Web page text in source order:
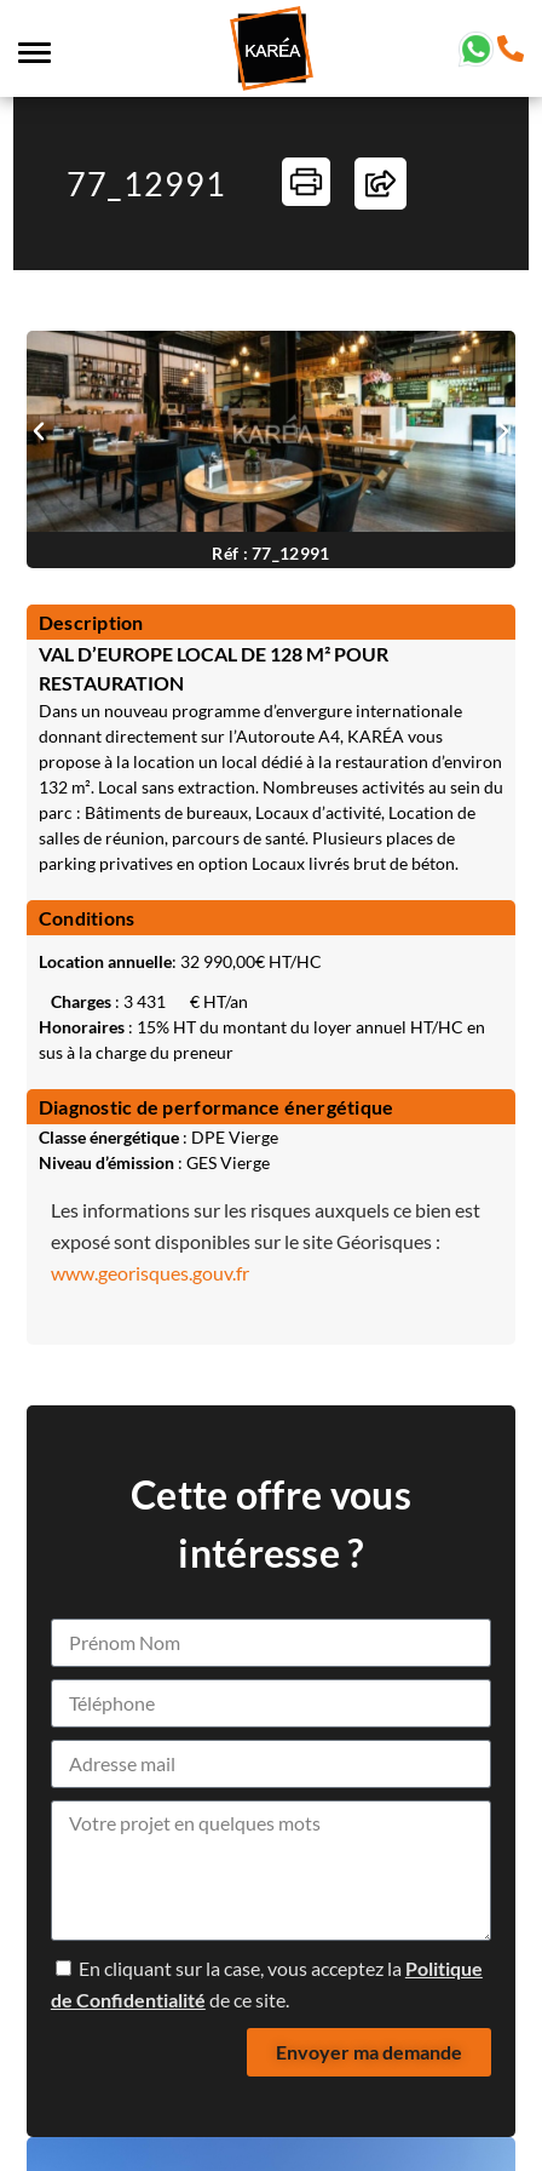
77_12991
Réf : 77_12991
Description
VAL D’EUROPE LOCAL DE 128 M² POUR
RESTAURATION
Dans un nouveau programme d’envergure internationale
donnant directement sur l’Autoroute A4, KARÉA vous
propose à la location un local dédié à la restauration d’environ
132 m². Local sans extraction. Nombreuses activités au sein du
parc : Bâtiments de bureaux, Locaux d’activité, Location de
salles de réunion, parcours de santé. Plusieurs places de
parking privatives en option Locaux livrés brut de béton.
Conditions
Location annuelle: 32 990,00€ HT/HC
Charges: 3 431
€ HT/an
Honoraires: 15% HT du montant du loyer annuel HT/HC en
sus à la charge du preneur
Diagnostic de performance énergétique
Classe énergétique: DPE Vierge
Niveau d’émission: GES Vierge
Les informations sur les risques auxquels ce bien est
exposé sont disponibles sur le site Géorisques :
www.georisques.gouv.fr
Cette offre vous
intéresse ?
En cliquant sur la case, vous acceptez la Politique
de Confidentialité de ce site.
Envoyer ma demande